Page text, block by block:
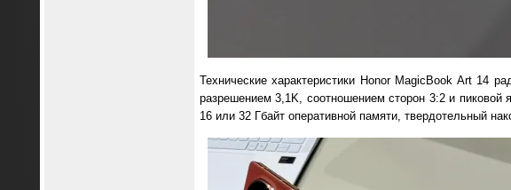
Технические характеристики Honor MagicBook Art 14
разрешением 3,1K, соотношением сторон 3:2 и пиковой
16 или 32 Гбайт оперативной памяти, твердотельный